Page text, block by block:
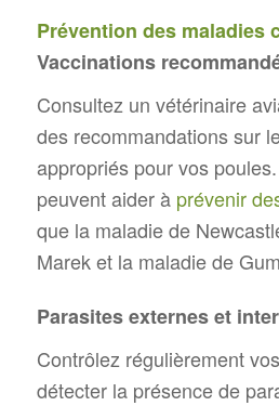
Prévention des maladies
Vaccinations
Consultez un vétérinaire
des recommandations sur
appropriés pour vos
peuvent aider à prévenir
que la maladie de
Marek et la maladie de
Parasites externes et
Contrôlez régulièrement
détecter la présence de